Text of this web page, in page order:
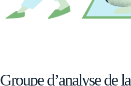
Groupe d’analyse de